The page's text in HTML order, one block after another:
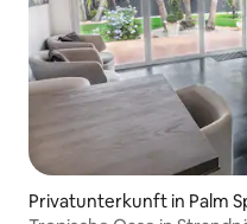
Privatunterkunft in Palm